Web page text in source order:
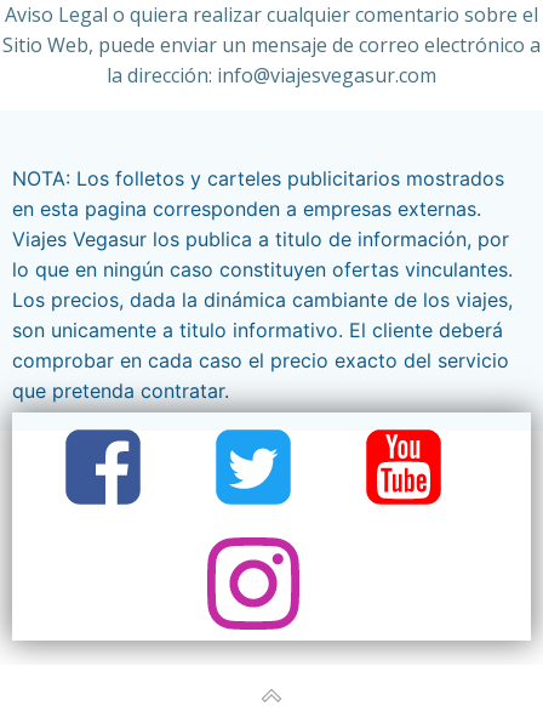
Aviso Legal o quiera realizar cualquier comentario sobre el
Sitio Web, puede enviar un mensaje de correo electrónico a
la dirección: info@viajesvegasur.com
NOTA: Los folletos y carteles publicitarios mostrados
en esta pagina corresponden a empresas externas.
Viajes Vegasur los publica a titulo de información, por
lo que en ningún caso constituyen ofertas vinculantes.
Los precios, dada la dinámica cambiante de los viajes,
son unicamente a titulo informativo. El cliente deberá
comprobar en cada caso el precio exacto del servicio
que pretenda contratar.